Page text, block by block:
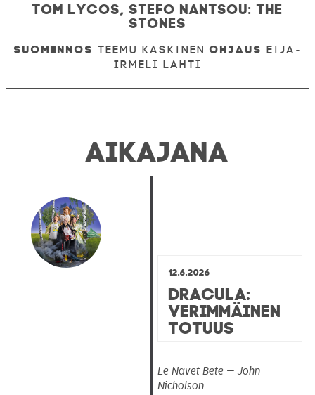
Tom Lycos, Stefo Nantsou: The
Stones
Suomennos Teemu Kaskinen Ohjaus Eija-
Irmeli Lahti
AIKAJANA
12.6.2026
Dracula:
Verimmäinen
totuus
Le Navet Bete — John
Nicholson